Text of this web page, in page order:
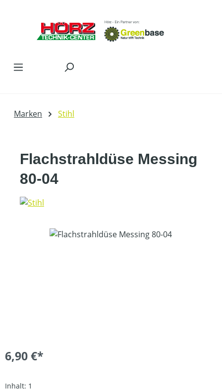
Marken Stihl
Flachstrahldüse Messing
80-04
Bildergalerie überspringen
6,90 €*
Inhalt: 1